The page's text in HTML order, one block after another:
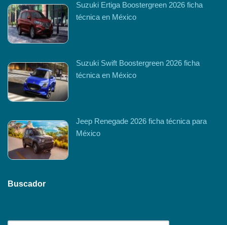
Suzuki Ertiga Boostergreen 2026 ficha
técnica en México
Suzuki Swift Boostergreen 2026 ficha
técnica en México
Jeep Renegade 2026 ficha técnica para
México
Buscador